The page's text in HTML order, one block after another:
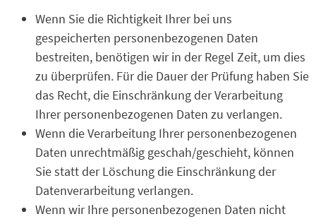
Wenn Sie die Richtigkeit Ihrer bei uns
gespeicherten personenbezogenen Daten
bestreiten, benötigen wir in der Regel Zeit, um dies
zu überprüfen. Für die Dauer der Prüfung haben Sie
das Recht, die Einschränkung der Verarbeitung
Ihrer personenbezogenen Daten zu verlangen.
Wenn die Verarbeitung Ihrer personenbezogenen
Daten unrechtmäßig geschah/geschieht, können
Sie statt der Löschung die Einschränkung der
Datenverarbeitung verlangen.
Wenn wir Ihre personenbezogenen Daten nicht